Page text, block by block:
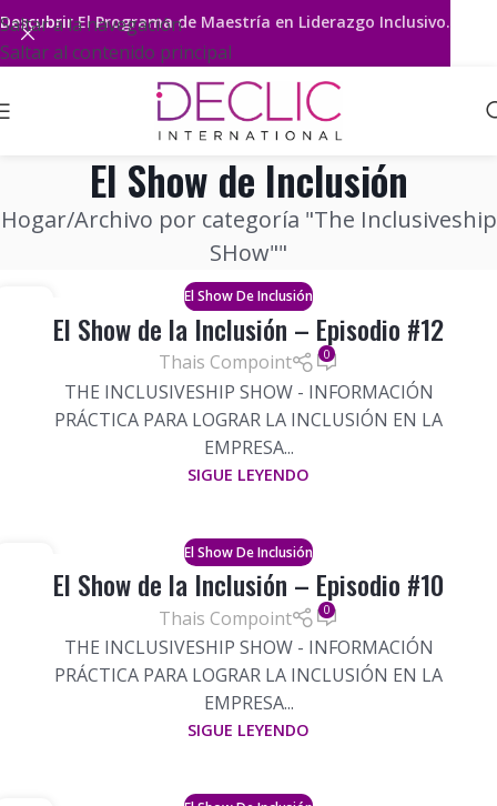
Saltar a la navegación
Saltar al contenido principal
El Show de Inclusión
Hogar Archivo por categoría "The Inclusiveship
SHow""
El Show De Inclusión
El Show de la Inclusión – Episodio #12
Thais Compoint 0
THE INCLUSIVESHIP SHOW - INFORMACIÓN
PRÁCTICA PARA LOGRAR LA INCLUSIÓN EN LA
EMPRESA...
SIGUE LEYENDO
El Show De Inclusión
El Show de la Inclusión – Episodio #10
Thais Compoint 0
THE INCLUSIVESHIP SHOW - INFORMACIÓN
PRÁCTICA PARA LOGRAR LA INCLUSIÓN EN LA
EMPRESA...
SIGUE LEYENDO
DescubrirEl Programa de Maestría en Liderazgo Inclusivo.